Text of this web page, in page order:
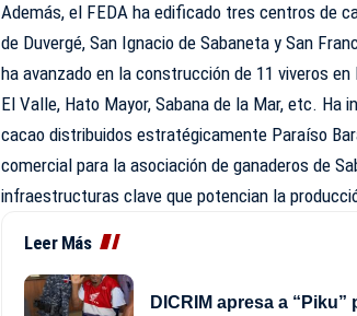
Además, el FEDA ha edificado tres centros de
de Duvergé, San Ignacio de Sabaneta y San
ha avanzado en la construcción de 11 viveros
El Valle, Hato Mayor, Sabana de la Mar, etc. Ha
cacao distribuidos estratégicamente Paraíso
comercial para la asociación de ganaderos de
infraestructuras clave que potencian la
Leer Más
DICRIM apresa a